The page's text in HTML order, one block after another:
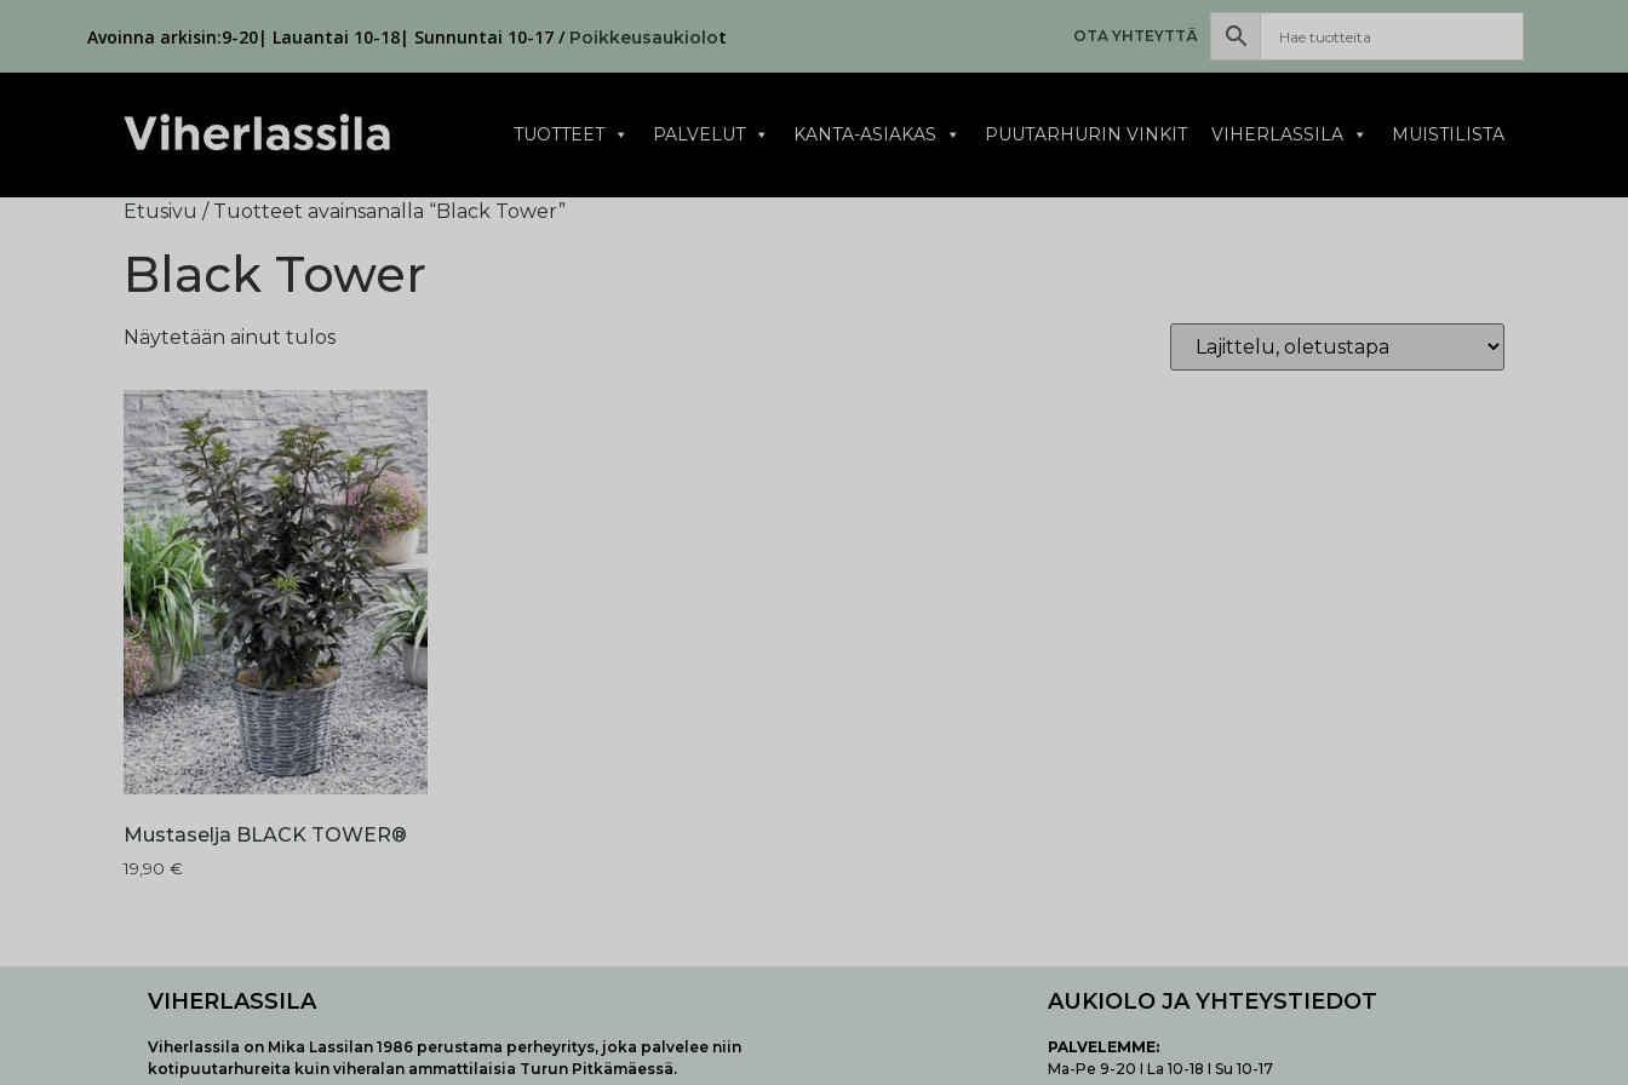
Avoinna arkisin:9-20| Lauantai 10-18| Sunnuntai 10-17 / Poikkeusaukiolot OTA YHTEYTTÄ
TUOTTEET PALVELUT KANTA-ASIAKAS PUUTARHURIN VINKIT VIHERLASSILA MUISTILISTA
Etusivu / Tuotteet avainsanalla “Black Tower”
Black Tower
Näytetään ainut tulos
Mustaselja BLACK TOWER®
19,90 €
VIHERLASSILA
Viherlassila on Mika Lassilan 1986 perustama perheyritys, joka palvelee niin
kotipuutarhureita kuin viheralan ammattilaisia Turun Pitkämäessä.
AUKIOLO JA YHTEYSTIEDOT
PALVELEMME:
Ma-Pe 9-20 I La 10-18 I Su 10-17